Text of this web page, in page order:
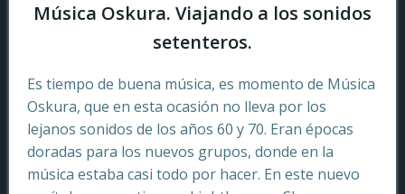
Música Oskura. Viajando a los sonidos
setenteros.
Es tiempo de buena música, es momento de Música
Oskura, que en esta ocasión no lleva por los
lejanos sonidos de los años 60 y 70. Eran épocas
doradas para los nuevos grupos, donde en la
música estaba casi todo por hacer. En este nuevo